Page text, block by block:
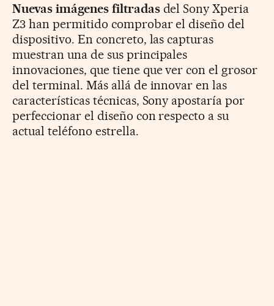
Nuevas imágenes filtradasdel Sony Xperia
Z3 han permitido comprobar el diseño del
dispositivo. En concreto, las capturas
muestran una de sus principales
innovaciones, que tiene que ver con el grosor
del terminal. Más allá de innovar en las
características técnicas, Sony apostaría por
perfeccionar el diseño con respecto a su
actual teléfono estrella.